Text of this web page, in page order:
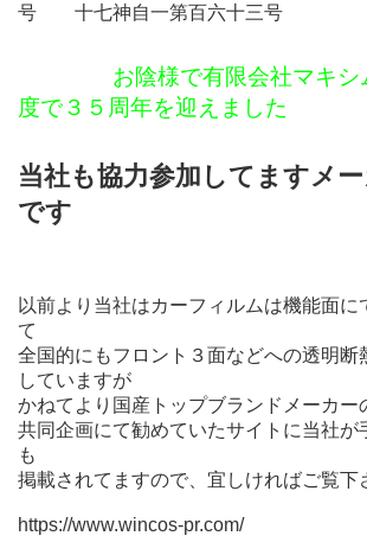
号 十七神自一第百六十三号
お陰様で有限会社マキ
度で３５周年を迎えました
当社も協力参加してますメ
です
以前より当社はカーフィルムは機能面に
て
全国的にもフロント３面などへの透明断
していますが
かねてより国産トップブランドメーカー
共同企画にて勧めていたサイトに当社が
も
掲載されてますので、宜しければご覧下
https://www.wincos-pr.com/